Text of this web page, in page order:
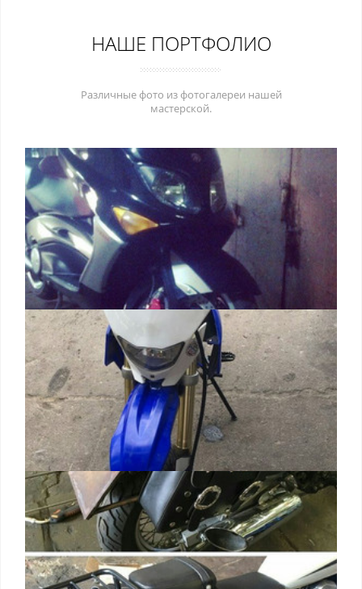
НАШЕ ПОРТФОЛИО
Различные фото из фотогалереи нашей
мастерской.